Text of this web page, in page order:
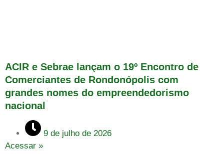
ACIR e Sebrae lançam o 19º Encontro de
Comerciantes de Rondonópolis com
grandes nomes do empreendedorismo
nacional
9 de julho de 2026
Acessar »